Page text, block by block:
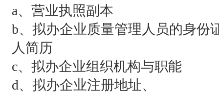
a、营业执照副本
b、拟办企业质量管理人员的身份
人简历
c、拟办企业组织机构与职能
d、拟办企业注册地址、